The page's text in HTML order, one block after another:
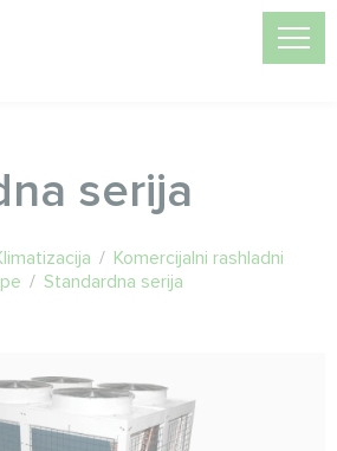
serija
/ Komercijalni rashladni
/ Standardna serija